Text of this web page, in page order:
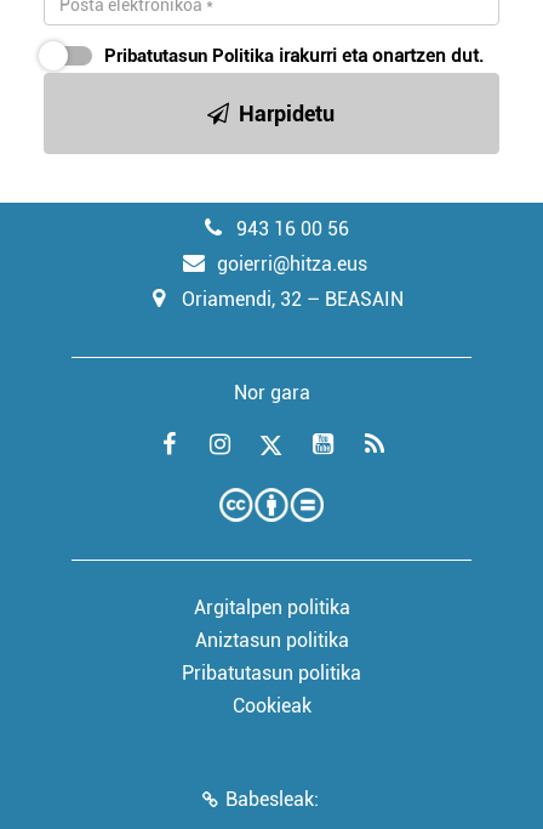
Pribatutasun Politika irakurri eta onartzen dut.
Harpidetu
943 16 00 56
goierri@hitza.eus
Oriamendi, 32 – BEASAIN
Nor gara
Argitalpen politika
Aniztasun politika
Pribatutasun politika
Cookieak
Babesleak: